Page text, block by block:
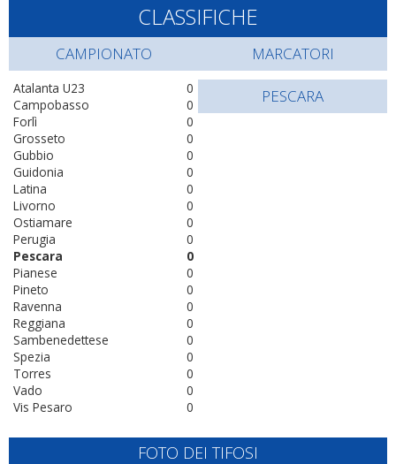
CLASSIFICHE
CAMPIONATO
0
Atalanta U23
0
Campobasso
0
Forlì
0
Grosseto
0
Gubbio
0
Guidonia
0
Latina
0
Livorno
0
Ostiamare
0
Perugia
0
Pescara
0
Pianese
0
Pineto
0
Ravenna
0
Reggiana
0
Sambenedettese
0
Spezia
0
Torres
0
Vado
0
Vis Pesaro
MARCATORI
PESCARA
FOTO DEI TIFOSI